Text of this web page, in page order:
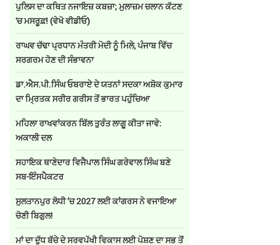
ਪੁਲਿਸ ਦਾ ਕਥਿਤ ਨਜਾਇਜ਼ ਕਬਜ਼ਾ; ਮੁਲਾਜ਼ਮ ਚਲਾਨ ਕੱਟਣ
'ਚ ਮਸਰੂਫ਼! (ਵੇਖੋ ਵੀਡੀਓ)
ਰਾਘਵ ਚੱਢਾ ਪ੍ਰਧਾਨ ਮੰਤਰੀ ਮੋਦੀ ਨੂੰ ਮਿਲੇ, ਪੰਜਾਬ ਵਿੱਚ
ਸਰਗਰਮ ਹੋਣ ਦੀ ਸੰਭਾਵਨਾ
ਡਾ.ਐਸ.ਪੀ.ਸਿੰਘ ਓਬਰਾਏ ਦੇ ਯਤਨਾਂ ਸਦਕਾ ਅਸ਼ੋਕ ਕੁਮਾਰ
ਦਾ ਮ੍ਰਿਤਕ ਸਰੀਰ ਗਰੀਸ ਤੋਂ ਭਾਰਤ ਪਹੁੰਚਿਆ
ਮਹਿਲਾ ਰਾਖਵਾਂਕਰਨ ਬਿੱਲ ਤੁਰੰਤ ਲਾਗੂ ਕੀਤਾ ਜਾਵੇ:
ਅਕਾਲੀ ਦਲ
ਸਹਾਇਕ ਥਾਣੇਦਾਰ ਵਿਜੈਪਾਲ ਸਿੰਘ ਗਰੇਵਾਲ ਸਿੰਘ ਬਣੇ
ਸਬ-ਇੰਸਪੈਕਟਰ
ਸੁਲਤਾਨਪੁਰ ਲੋਧੀ ’ਚ 2027 ਲਈ ਕਾਂਗਰਸ ਨੇ ਵਜਾਇਆ
ਚੋਣੀ ਬਿਗੁਲ!
ਮਾਂ ਦਾ ਦੁੱਧ ਬੱਚੇ ਦੇ ਸਰਵਪੱਖੀ ਵਿਕਾਸ ਲਈ ਪੋਸ਼ਣ ਦਾ ਸਭ ਤੋਂ